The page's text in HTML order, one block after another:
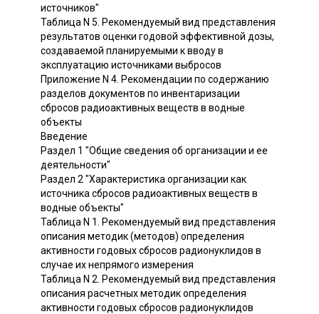
источников"
Таблица N 5. Рекомендуемый вид представления
результатов оценки годовой эффективной дозы,
создаваемой планируемыми к вводу в
эксплуатацию источниками выбросов
Приложение N 4. Рекомендации по содержанию
разделов документов по инвентаризации
сбросов радиоактивных веществ в водные
объекты
Введение
Раздел 1 "Общие сведения об организации и ее
деятельности"
Раздел 2 "Характеристика организации как
источника сбросов радиоактивных веществ в
водные объекты"
Таблица N 1. Рекомендуемый вид представления
описания методик (методов) определения
активности годовых сбросов радионуклидов в
случае их непрямого измерения
Таблица N 2. Рекомендуемый вид представления
описания расчетных методик определения
активности годовых сбросов радионуклидов